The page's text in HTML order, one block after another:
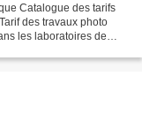
Catalogue des tarifs
les laboratoires de